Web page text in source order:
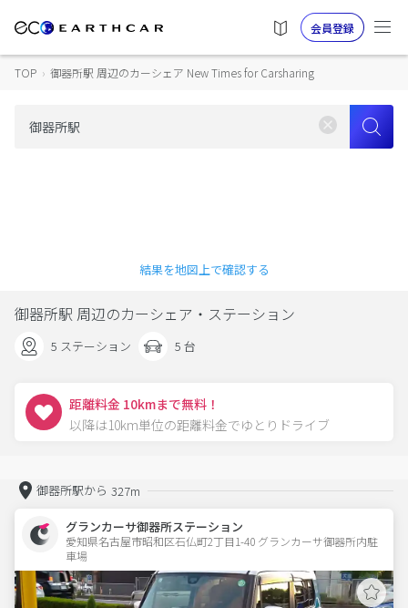
会員登録
TOP › 御器所駅 周辺のカーシェア New Times for Carsharing
結果を地図上で確認する
御器所駅 周辺のカーシェア・ステーション
5 ステーション 5 台
距離料金 10kmまで無料！
以降は10km単位の距離料金でゆとりドライブ
御器所駅から 327m
グランカーサ御器所ステーション
愛知県名古屋市昭和区石仏町2丁目1-40 グランカーサ御器所内駐
車場